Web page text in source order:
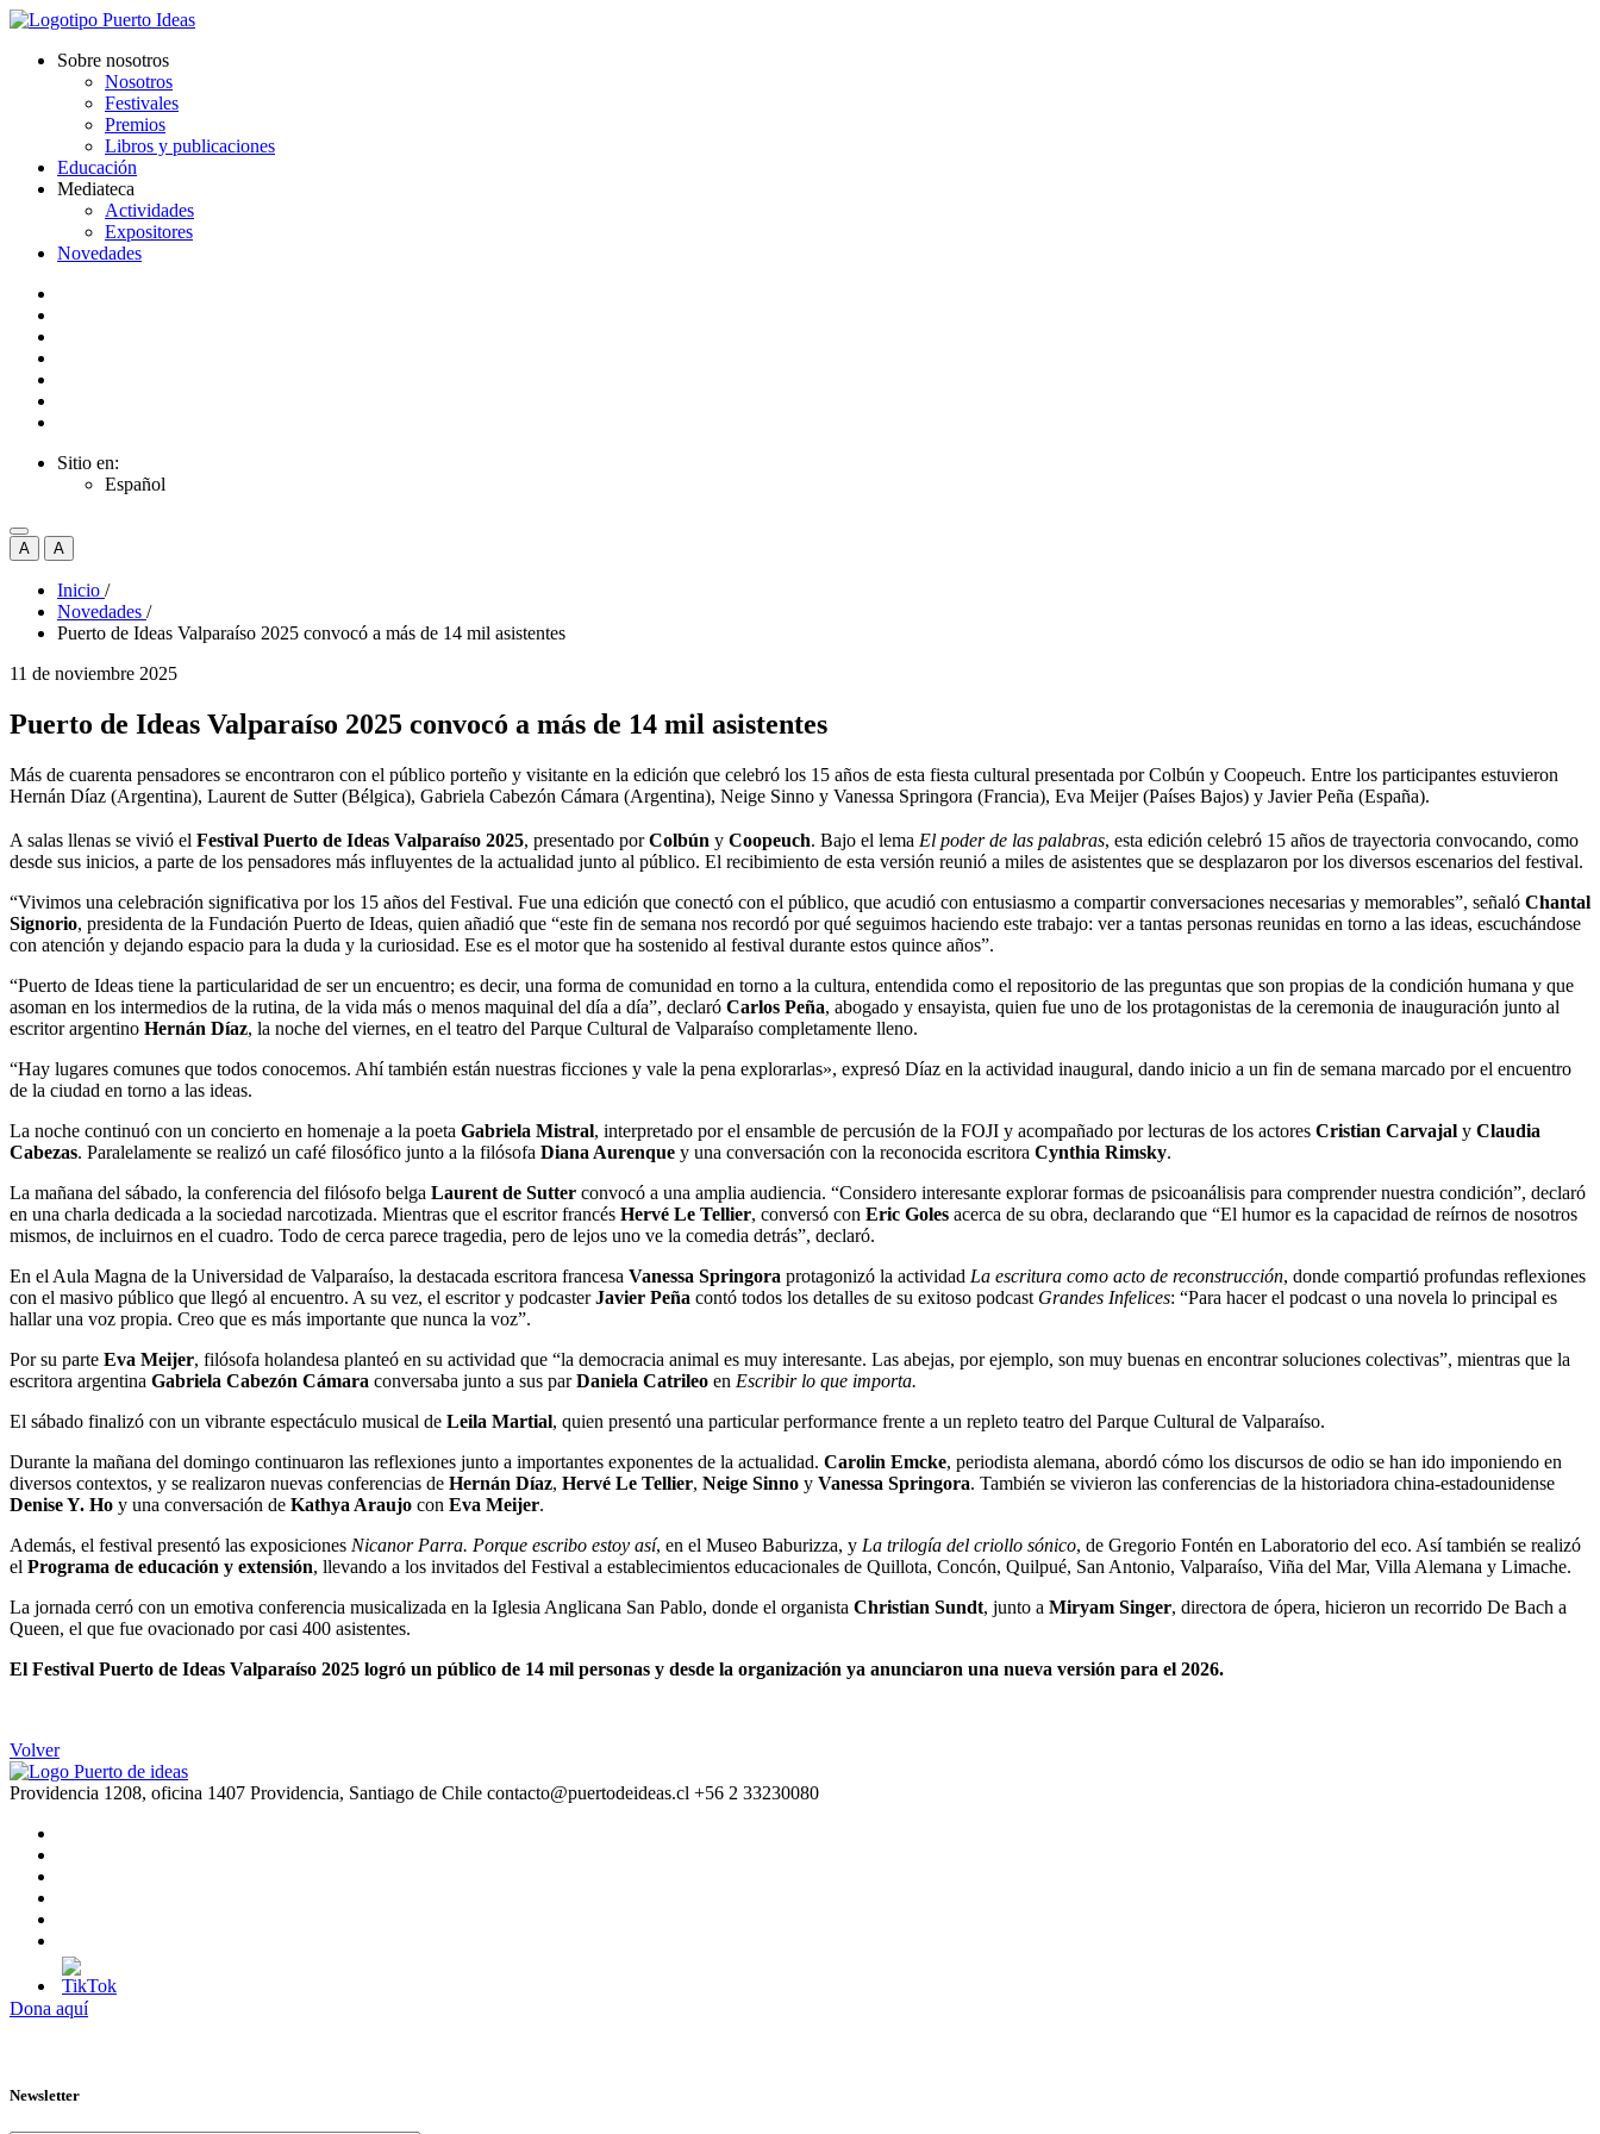
Sobre nosotros
Nosotros
Festivales
Premios
Libros y publicaciones
Educación
Mediateca
Actividades
Expositores
Novedades
Sitio en:
Español
A A
Inicio /
Novedades /
Puerto de Ideas Valparaíso 2025 convocó a más de 14 mil asistentes
11 de noviembre 2025
Puerto de Ideas Valparaíso 2025 convocó a más de 14 mil asistentes
Más de cuarenta pensadores se encontraron con el público porteño y visitante en la edición que celebró los 15 años de esta fiesta cultural presentada por Colbún y Coopeuch. Entre los participantes estuvieron
Hernán Díaz (Argentina), Laurent de Sutter (Bélgica), Gabriela Cabezón Cámara (Argentina), Neige Sinno y Vanessa Springora (Francia), Eva Meijer (Países Bajos) y Javier Peña (España).
A salas llenas se vivió el Festival Puerto de Ideas Valparaíso 2025, presentado porColbún y Coopeuch. Bajo el lema El poder de las palabras, esta edición celebró 15 años de trayectoria convocando, como
desde sus inicios, a parte de los pensadores más influyentes de la actualidad junto al público. El recibimiento de esta versión reunió a miles de asistentes que se desplazaron por los diversos escenarios del festival.
“Vivimos una celebración significativa por los 15 años del Festival. Fue una edición que conectó con el público, que acudió con entusiasmo a compartir conversaciones necesarias y memorables”, señaló Chantal
Signorio, presidenta de la Fundación Puerto de Ideas, quien añadió que “este fin de semana nos recordó por qué seguimos haciendo este trabajo: ver a tantas personas reunidas en torno a las ideas, escuchándose
con atención y dejando espacio para la duda y la curiosidad. Ese es el motor que ha sostenido al festival durante estos quince años”.
“Puerto de Ideas tiene la particularidad de ser un encuentro; es decir, una forma de comunidad en torno a la cultura, entendida como el repositorio de las preguntas que son propias de la condición humana y que
asoman en los intermedios de la rutina, de la vida más o menos maquinal del día a día”, declaró Carlos Peña, abogado y ensayista, quien fue uno de los protagonistas de la ceremonia de inauguración junto al
escritor argentino Hernán Díaz, la noche del viernes, en el teatro del Parque Cultural de Valparaíso completamente lleno.
“Hay lugares comunes que todos conocemos. Ahí también están nuestras ficciones y vale la pena explorarlas», expresó Díaz en la actividad inaugural, dando inicio a un fin de semana marcado por el encuentro
de la ciudad en torno a las ideas.
La noche continuó con un concierto en homenaje a la poeta Gabriela Mistral, interpretado por el ensamble de percusión de la FOJI y acompañado por lecturas de los actores Cristian Carvajal y Claudia
Cabezas. Paralelamente se realizó un café filosófico junto a la filósofa Diana Aurenque y una conversación con la reconocida escritora Cynthia Rimsky.
La mañana del sábado, la conferencia del filósofo belga Laurent de Sutter convocó a una amplia audiencia. “Considero interesante explorar formas de psicoanálisis para comprender nuestra condición”, declaró
en una charla dedicada a la sociedad narcotizada. Mientras que el escritor francés Hervé Le Tellier, conversó con Eric Goles acerca de su obra, declarando que “El humor es la capacidad de reírnos de nosotros
mismos, de incluirnos en el cuadro. Todo de cerca parece tragedia, pero de lejos uno ve la comedia detrás”, declaró.
En el Aula Magna de la Universidad de Valparaíso, la destacada escritora francesa Vanessa Springora protagonizó la actividad La escritura como acto de reconstrucción, donde compartió profundas reflexiones
con el masivo público que llegó al encuentro. A su vez, el escritor y podcasterJavier Peña contó todos los detalles de su exitoso podcast Grandes Infelices: “Para hacer el podcast o una novela lo principal es
hallar una voz propia. Creo que es más importante que nunca la voz”.
Por su parte Eva Meijer, filósofa holandesa planteó en su actividad que “la democracia animal es muy interesante. Las abejas, por ejemplo, son muy buenas en encontrar soluciones colectivas”, mientras que la
escritora argentina Gabriela Cabezón Cámara conversaba junto a sus parDaniela Catrileo en Escribir lo que importa.
El sábado finalizó con un vibrante espectáculo musical de Leila Martial, quien presentó una particular performance frente a un repleto teatro del Parque Cultural de Valparaíso.
Durante la mañana del domingo continuaron las reflexiones junto a importantes exponentes de la actualidad. Carolin Emcke, periodista alemana, abordó cómo los discursos de odio se han ido imponiendo en
diversos contextos, y se realizaron nuevas conferencias de Hernán Díaz, Hervé Le Tellier, Neige Sinno y Vanessa Springora. También se vivieron las conferencias de la historiadora china-estadounidense
Denise Y. Ho y una conversación de Kathya Araujo con Eva Meijer.
Además, el festival presentó las exposiciones Nicanor Parra. Porque escribo estoy así, en el Museo Baburizza, y La trilogía del criollo sónico, de Gregorio Fontén en Laboratorio del eco. Así también se realizó
el Programa de educación y extensión, llevando a los invitados del Festival a establecimientos educacionales de Quillota, Concón, Quilpué, San Antonio, Valparaíso, Viña del Mar, Villa Alemana y Limache.
La jornada cerró con un emotiva conferencia musicalizada en la Iglesia Anglicana San Pablo, donde el organista Christian Sundt, junto a Miryam Singer, directora de ópera, hicieron un recorrido De Bach a
Queen, el que fue ovacionado por casi 400 asistentes.
El Festival Puerto de Ideas Valparaíso 2025 logró un público de 14 mil personas y desde la organización ya anunciaron una nueva versión para el 2026.
Volver
Providencia 1208, oficina 1407 Providencia, Santiago de Chile contacto@puertodeideas.cl +56 2 33230080
Dona aquí
Newsletter